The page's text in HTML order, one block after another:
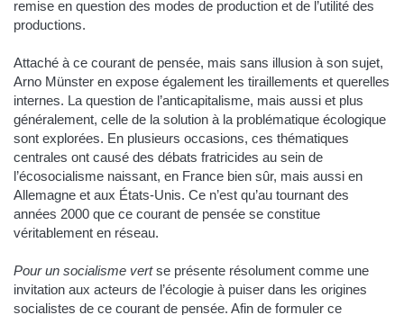
remise en question des modes de production et de l’utilité des
productions.
Attaché à ce courant de pensée, mais sans illusion à son sujet,
Arno Münster en expose également les tiraillements et querelles
internes. La question de l’anticapitalisme, mais aussi et plus
généralement, celle de la solution à la problématique écologique
sont explorées. En plusieurs occasions, ces thématiques
centrales ont causé des débats fratricides au sein de
l’écosocialisme naissant, en France bien sûr, mais aussi en
Allemagne et aux États-Unis. Ce n’est qu’au tournant des
années 2000 que ce courant de pensée se constitue
véritablement en réseau.
Pour un socialisme vertse présente résolument comme une
invitation aux acteurs de l’écologie à puiser dans les origines
socialistes de ce courant de pensée. Afin de formuler ce